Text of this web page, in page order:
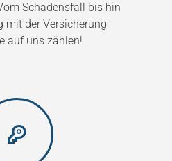
Schadensfall bis hin
mit der Versicherung
auf uns zählen!